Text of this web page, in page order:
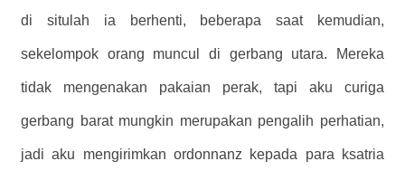
di situlah ia berhenti, beberapa saat kemudian,
sekelompok orang muncul di gerbang utara. Mereka
tidak mengenakan pakaian perak, tapi aku curiga
gerbang barat mungkin merupakan pengalih perhatian,
jadi aku mengirimkan ordonnanz kepada para ksatria